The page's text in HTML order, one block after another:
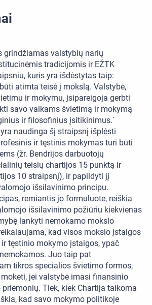
grindžiamas valstybių narių
tradicijomis ir EŽTK
kuris yra išdėstytas taip:
atimta teisė į mokslą. Valstybė,
ir mokymu, įsipareigoja gerbti
savo vaikams švietimą ir mokymą
ir filosofinius įsitikinimus.`
naudinga šį straipsnį išplėsti
ir tęstinis mokymas turi būti
(žr. Bendrijos darbuotojų
teisių chartijos 15 punktą ir
10 straipsnį), ir papildyti jį
išsilavinimo principu.
remiantis jo formuluote, reiškia
išsilavinimo požiūriu kiekvienas
lankyti nemokamo mokslo
kad visos mokslo įstaigos
tęstinio mokymo įstaigos, ypač
Juo taip pat
tikros specialios švietimo formos,
jei valstybė imasi finansinio
Tiek, kiek Chartija taikoma
kad savo mokymo politikoje